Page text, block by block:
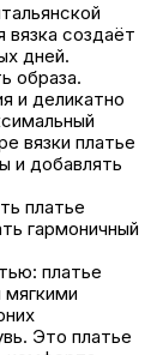
создаёт
дней.
образа.
и деликатно
вязки платье
и добавлять
платье
гармоничный
платье
Это платье